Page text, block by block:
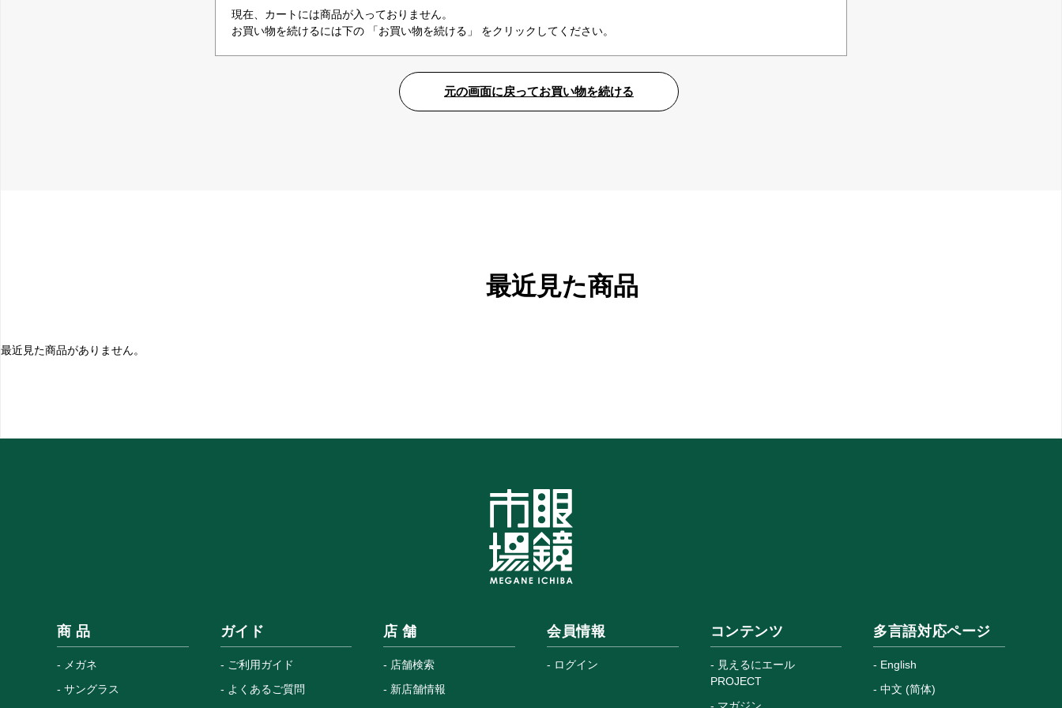
現在、カートには商品が入っておりません。
お買い物を続けるには下の 「お買い物を続ける」 をクリックしてください。
最近見た商品
最近見た商品がありません。
商 品
メガネ
サングラス
ガイド
ご利用ガイド
よくあるご質問
店 舗
店舗検索
新店舗情報
会員情報
ログイン
コンテンツ
見えるにエール
PROJECT
多言語対応ページ
English
中文 (简体)